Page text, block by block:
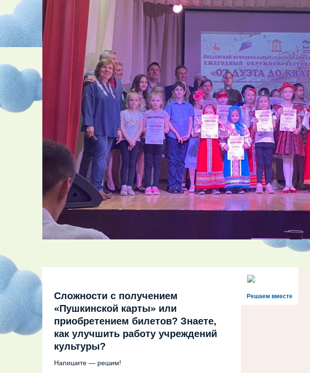
Решаем вместе
Сложности с получением
«Пушкинской карты» или
приобретением билетов? Знаете,
как улучшить работу учреждений
культуры?
Напишите — решим!